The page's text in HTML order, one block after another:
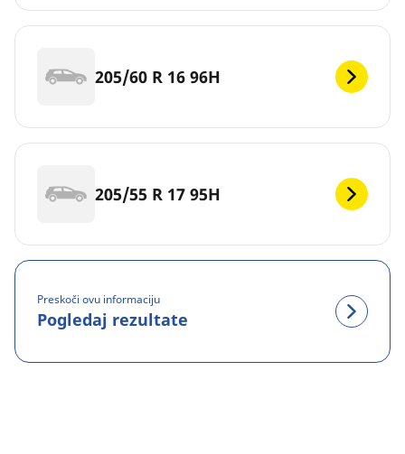
205/60 R 16 96H
205/55 R 17 95H
Preskoči ovu informaciju
Pogledaj rezultate